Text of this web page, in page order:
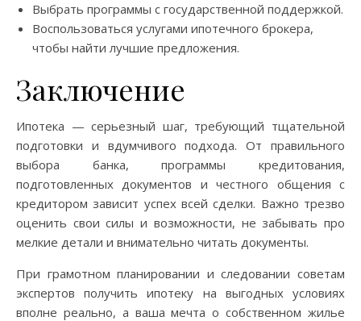
Выбрать программы с государственной поддержкой.
Воспользоваться услугами ипотечного брокера,
чтобы найти лучшие предложения.
Заключение
Ипотека — серьезный шаг, требующий тщательной
подготовки и вдумчивого подхода. От правильного
выбора банка, программы кредитования,
подготовленных документов и честного общения с
кредитором зависит успех всей сделки. Важно трезво
оценить свои силы и возможности, не забывать про
мелкие детали и внимательно читать документы.
При грамотном планировании и следовании советам
экспертов получить ипотеку на выгодных условиях
вполне реально, а ваша мечта о собственном жилье